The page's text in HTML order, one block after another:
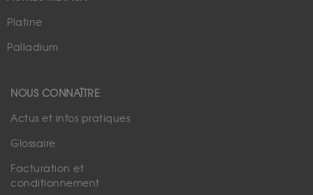
Platine
Palladium
NOUS CONNAÎTRE
Actus et infos pratiques
Glossaire
Facturation et
conditionnement